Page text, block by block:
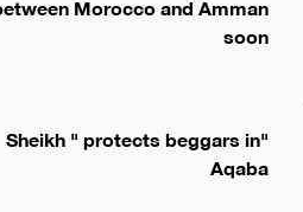
soon
"Sheikh " protects beggars in
Aqaba